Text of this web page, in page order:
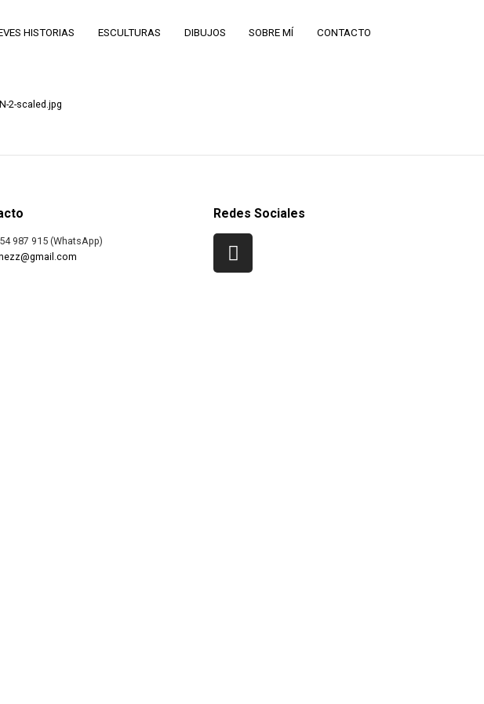
HISTORIAS ESCULTURAS DIBUJOS SOBRE MÍ CONTACTO
2-scaled.jpg
987 915 (WhatsApp)
Redes Sociales